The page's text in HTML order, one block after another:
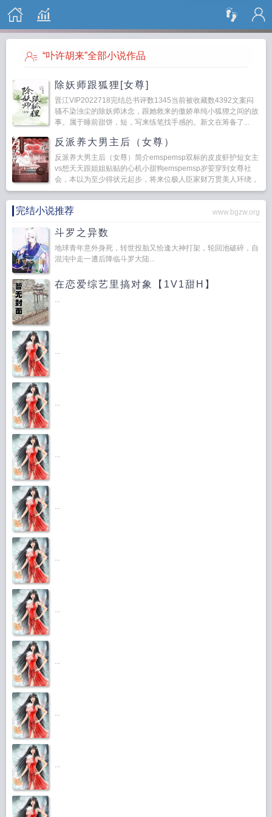
搜 索
“卟许胡来”全部小说作品
除妖师跟狐狸[女尊]
晋江VIP2022718完结总书评数1345当前被收藏数4392文案闷
骚不染浊尘的除妖师沐念，跟她救来的傲娇单纯小狐狸之间的故
事。属于睡前甜饼，短，写来练笔找手感的。新文在筹备了...
反派养大男主后（女尊）
反派养大男主后（女尊）简介emspemsp双标的皮皮虾护短女主
vs想天天跟姐姐贴贴的心机小甜狗emspemsp岁荌穿到女尊社
会，本以为至少得状元起步，将来位极人臣家财万贯美人环绕，
各色男子随意挑选！！！emsp...
完结小说推荐 www.bgzw.org
斗罗之异数
地球青年意外身死，转世投胎又恰逢大神打架，轮回池破碎，自
混沌中走一遭后降临斗罗大陆...
在恋爱综艺里搞对象【1V1甜H】
...
...
...
...
...
...
...
...
...
...